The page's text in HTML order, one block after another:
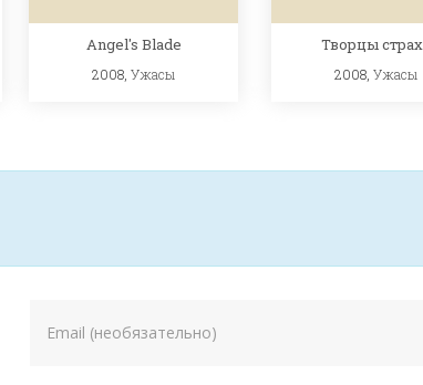
Angel's Blade
2008, Ужасы
Творцы
2008, Ужасы